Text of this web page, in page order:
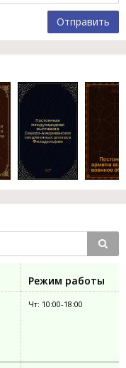
Отправить
Режим работы
Чт: 10:00-18:00